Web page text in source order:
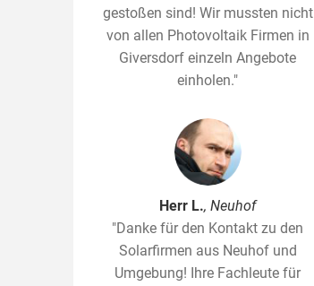
gestoßen sind! Wir mussten nicht
von allen Photovoltaik Firmen in
Giversdorf einzeln Angebote
einholen."
Herr L., Neuhof
"Danke für den Kontakt zu den
Solarfirmen aus Neuhof und
Umgebung! Ihre Fachleute für